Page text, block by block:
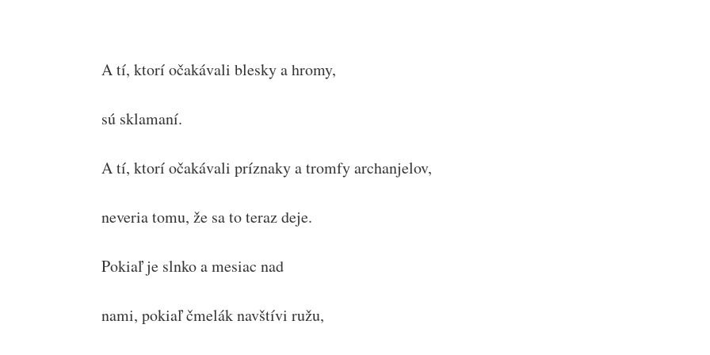
A tí, ktorí očakávali blesky a hromy,
sú sklamaní.
A tí, ktorí očakávali príznaky a tromfy archanjelov,
neveria tomu, že sa to teraz deje.
Pokiaľ je slnko a mesiac nad
nami, pokiaľ čmelák navštívi ružu,